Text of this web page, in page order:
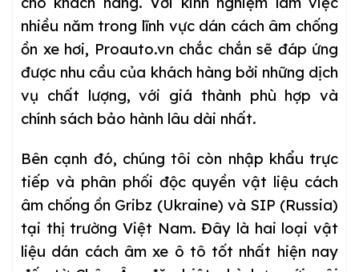
nhiều năm trong lĩnh vực dán cách âm chống
ồn xe hơi, Proauto.vn chắc chắn sẽ đáp ứng
được nhu cầu của khách hàng bởi những dịch
vụ chất lượng, với giá thành phù hợp và
chính sách bảo hành lâu dài nhất.
Bên cạnh đó, chúng tôi còn nhập khẩu trực
tiếp và phân phối độc quyền vật liệu cách
âm chống ồn Gribz (Ukraine) và SIP (Russia)
tại thị trường Việt Nam. Đây là hai loại vật
liệu dán cách âm xe ô tô tốt nhất hiện nay